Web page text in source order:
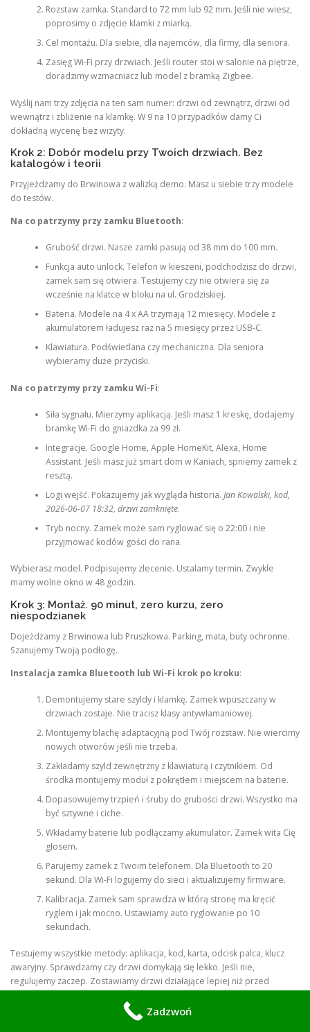
Rozstaw zamka. Standard to 72 mm lub 92 mm. Jeśli nie wiesz,
poprosimy o zdjęcie klamki z miarką.
Cel montażu. Dla siebie, dla najemców, dla firmy, dla seniora.
Zasięg Wi-Fi przy drzwiach. Jeśli router stoi w salonie na piętrze,
doradzimy wzmacniacz lub model z bramką Zigbee.
Wyślij nam trzy zdjęcia na ten sam numer: drzwi od zewnątrz, drzwi od
wewnątrz i zbliżenie na klamkę. W 9 na 10 przypadków damy Ci
dokładną wycenę bez wizyty.
Krok 2: Dobór modelu przy Twoich drzwiach. Bez
katalogów i teorii
Przyjeżdżamy do Brwinowa z walizką demo. Masz u siebie trzy modele
do testów.
Na co patrzymy przy zamku Bluetooth:
Grubość drzwi. Nasze zamki pasują od 38 mm do 100 mm.
Funkcja auto unlock. Telefon w kieszeni, podchodzisz do drzwi,
zamek sam się otwiera. Testujemy czy nie otwiera się za
wcześnie na klatce w bloku na ul. Grodziskiej.
Bateria. Modele na 4 x AA trzymają 12 miesięcy. Modele z
akumulatorem ładujesz raz na 5 miesięcy przez USB-C.
Klawiatura. Podświetlana czy mechaniczna. Dla seniora
wybieramy duże przyciski.
Na co patrzymy przy zamku Wi-Fi:
Siła sygnału. Mierzymy aplikacją. Jeśli masz 1 kreskę, dodajemy
bramkę Wi-Fi do gniazdka za 99 zł.
Integracje. Google Home, Apple HomeKit, Alexa, Home
Assistant. Jeśli masz już smart dom w Kaniach, spniemy zamek z
resztą.
Logi wejść. Pokazujemy jak wygląda historia. Jan Kowalski, kod,
2026-06-07 18:32, drzwi zamknięte.
Tryb nocny. Zamek może sam ryglować się o 22:00 i nie
przyjmować kodów gości do rana.
Wybierasz model. Podpisujemy zlecenie. Ustalamy termin. Zwykle
mamy wolne okno w 48 godzin.
Krok 3: Montaż. 90 minut, zero kurzu, zero
niespodzianek
Dojeżdżamy z Brwinowa lub Pruszkowa. Parking, mata, buty ochronne.
Szanujemy Twoją podłogę.
Instalacja zamka Bluetooth lub Wi-Fi krok po kroku:
Demontujemy stare szyldy i klamkę. Zamek wpuszczany w
drzwiach zostaje. Nie tracisz klasy antywłamaniowej.
Montujemy blachę adaptacyjną pod Twój rozstaw. Nie wiercimy
nowych otworów jeśli nie trzeba.
Zakładamy szyld zewnętrzny z klawiaturą i czytnikiem. Od
środka montujemy moduł z pokrętłem i miejscem na baterie.
Dopasowujemy trzpień i śruby do grubości drzwi. Wszystko ma
być sztywne i ciche.
Wkładamy baterie lub podłączamy akumulator. Zamek wita Cię
głosem.
Parujemy zamek z Twoim telefonem. Dla Bluetooth to 20
sekund. Dla Wi-Fi logujemy do sieci i aktualizujemy firmware.
Kalibracja. Zamek sam sprawdza w którą stronę ma kręcić
ryglem i jak mocno. Ustawiamy auto ryglowanie po 10
sekundach.
Testujemy wszystkie metody: aplikacja, kod, karta, odcisk palca, klucz
awaryjny. Sprawdzamy czy drzwi domykają się lekko. Jeśli nie,
regulujemy zaczep. Zostawiamy drzwi działające lepiej niż przed
Hałas. Jedno wiercenie 2 minuty jeśli trzeba poszerzyć otwór na kabel.
Zadzwoń